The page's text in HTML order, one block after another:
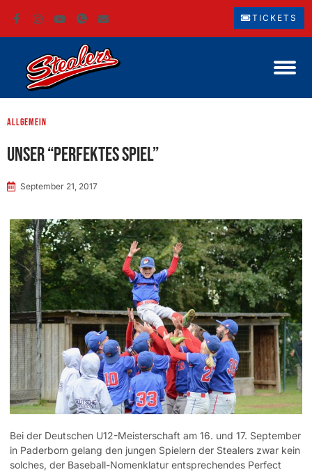
TICKETS
Allgemein
Unser “Perfektes Spiel”
September 21, 2017
Bei der Deutschen U12-Meisterschaft am 16. und 17. September
in Paderborn gelang den jungen Spielern der Stealers zwar kein
solches, der Baseball-Nomenklatur entsprechendes Perfect